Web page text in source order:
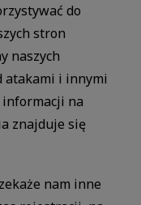
do
stron
naszych
atakami i innymi
informacji na
znajduje się
nam inne